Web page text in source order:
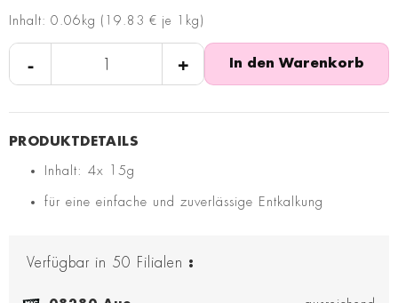
Inhalt: 0.06kg (19.83 € je 1kg)
- + In den Warenkorb
Inhalt: 4x 15g
für eine einfache und zuverlässige Entkalkung
Verfügbar in 50 Filialen :